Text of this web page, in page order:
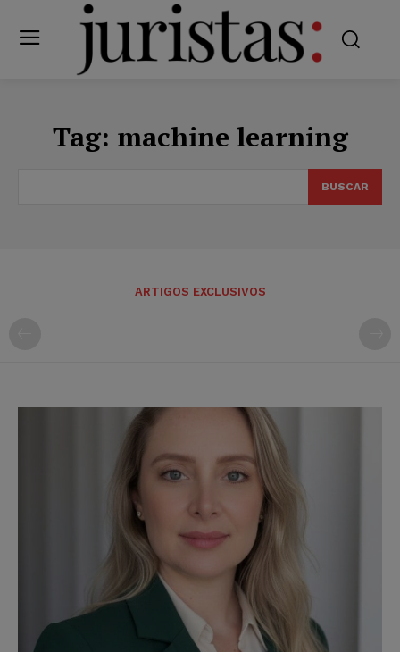
Tag: machine learning
BUSCAR
ARTIGOS EXCLUSIVOS